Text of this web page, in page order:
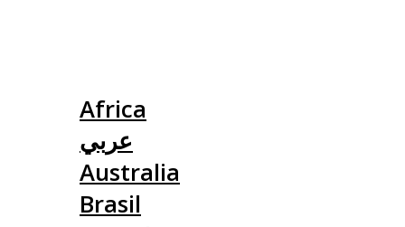
Africa
عربي
Australia
Brasil